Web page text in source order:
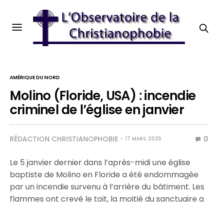
AMÉRIQUE DU NORD
Molino (Floride, USA) : incendie
criminel de l’église en janvier
RÉDACTION CHRISTIANOPHOBIE 17 MARS 2025 0
Le 5 janvier dernier dans l’après-midi une église
baptiste de Molino en Floride a été endommagée
par un incendie survenu à l’arrière du bâtiment. Les
flammes ont crevé le toit, la moitié du sanctuaire a